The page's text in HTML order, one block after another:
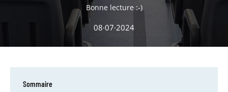
Bonne lecture :-)
08·07·2024
Sommaire